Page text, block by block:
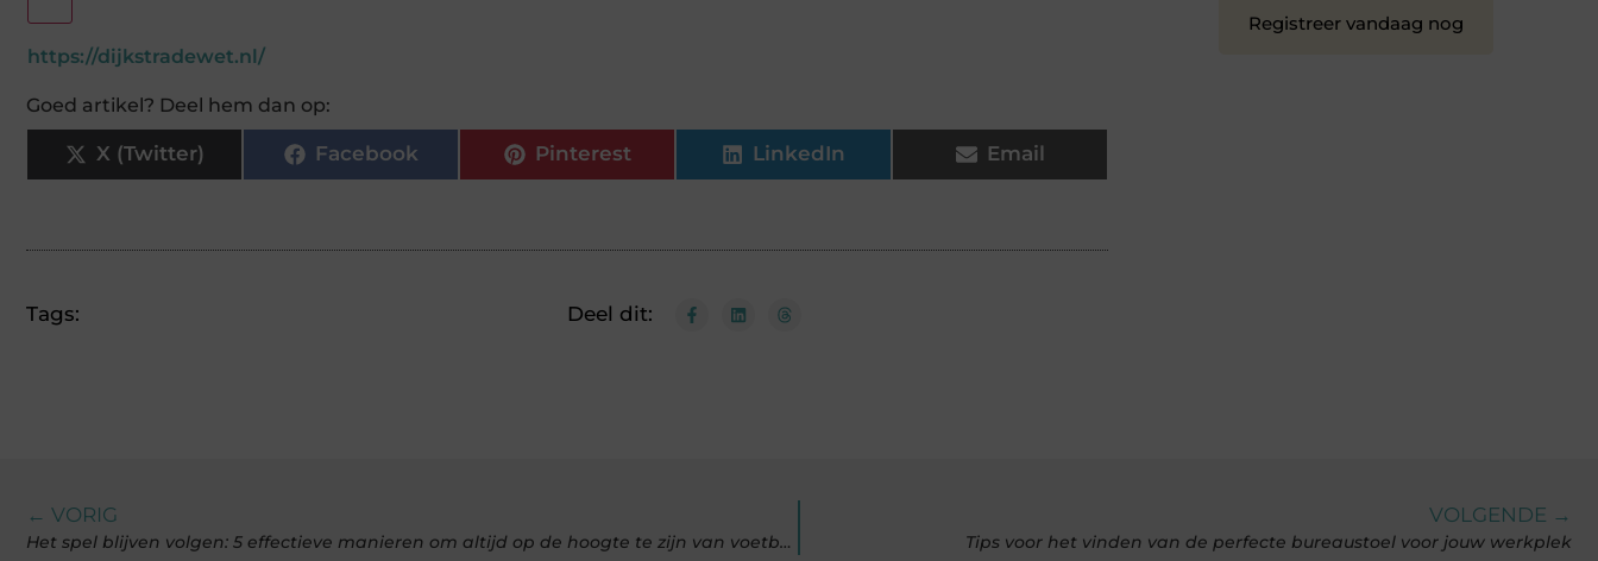
https://dijkstradewet.nl/
Goed artikel? Deel hem dan op:
X (Twitter) Facebook Pinterest LinkedIn Email
Tags: Deel dit:
Registreer vandaag nog
← VORIG
Het spel blijven volgen: 5 effectieve manieren om altijd op de hoogte te zijn van voetbalnieuws
VOLGENDE →
Tips voor het vinden van de perfecte bureaustoel voor jouw werkplek